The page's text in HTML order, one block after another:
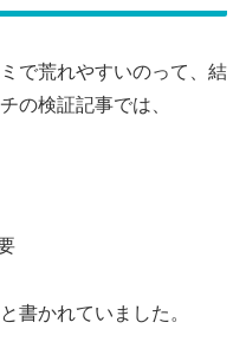
で荒れやすいのって、結
の検証記事では、
書かれていました。